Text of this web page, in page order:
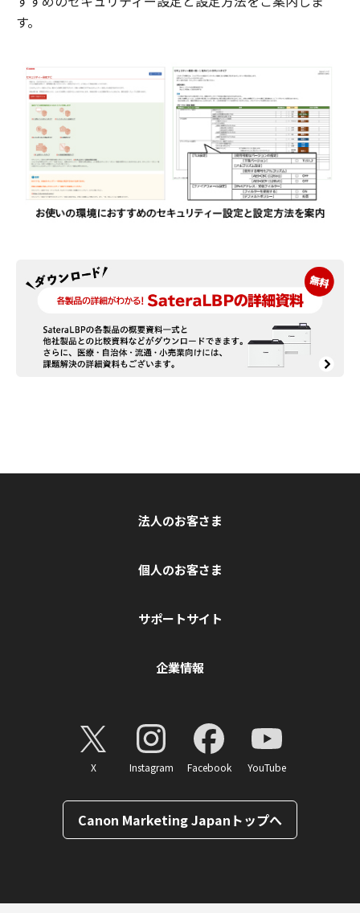
す。
法人のお客さま
個人のお客さま
サポートサイト
企業情報
X Instagram Facebook YouTube
Canon Marketing Japanトップへ